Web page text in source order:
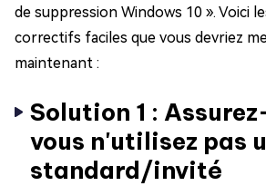
de suppression Windows 10 ». Voici
correctifs faciles que vous devriez
maintenant :
Solution 1 :
vous n'utilisez pas
standard/invité